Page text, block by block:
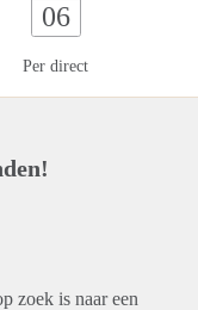
06
Per direct
zoek is naar een